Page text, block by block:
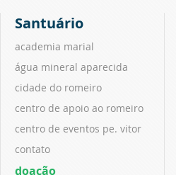
Santuário
academia marial
água mineral aparecida
cidade do romeiro
centro de apoio ao romeiro
centro de eventos pe. vitor
contato
doação